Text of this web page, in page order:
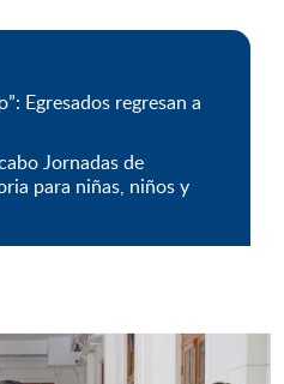
Egresados regresan a
Jornadas de
para niñas, niños y